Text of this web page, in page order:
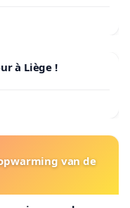
à Liège !
van de